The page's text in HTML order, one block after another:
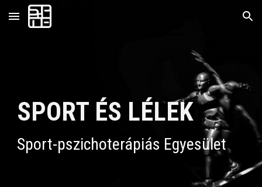
Skip to main content Skip to navigation
SPORT ÉS LÉLEK
Sport-pszichoterápiás Egyesület